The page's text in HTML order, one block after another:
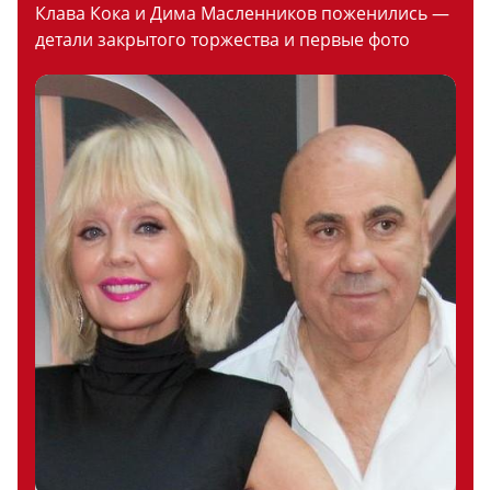
Клава Кока и Дима Масленников поженились —
детали закрытого торжества и первые фото